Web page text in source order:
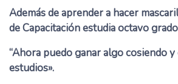
Además de aprender a hacer
de Capacitación estudia octavo
“Ahora puedo ganar algo cosiendo
estudios».